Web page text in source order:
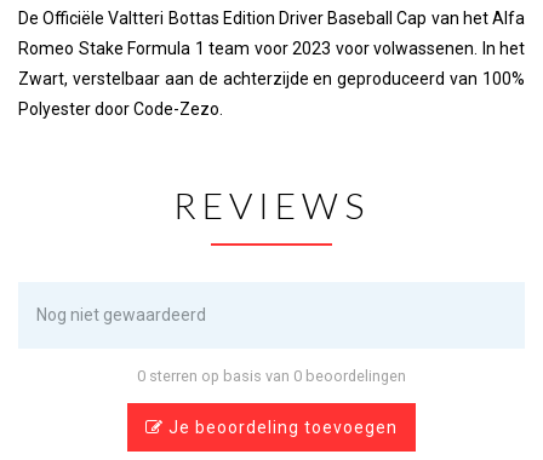
De Officiële Valtteri Bottas Edition Driver Baseball Cap van het Alfa
Romeo Stake Formula 1 team voor 2023 voor volwassenen. In het
Zwart, verstelbaar aan de achterzijde en geproduceerd van 100%
Polyester door Code-Zezo.
REVIEWS
Nog niet gewaardeerd
0 sterren op basis van 0 beoordelingen
Je beoordeling toevoegen